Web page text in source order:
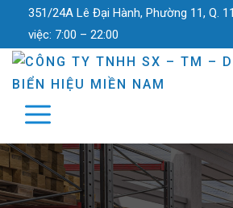
351/24A Lê Đại Hành, Phường 11, Q.
việc: 7:00 – 22:00